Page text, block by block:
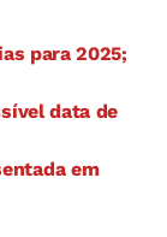
para 2025;
data de
em